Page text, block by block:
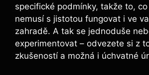
specifické podmínky, takže to,
nemusí s jistotou fungovat i ve
zahradě. A tak se jednoduše
experimentovat – odvezete si z
zkušeností a možná i úchvatné